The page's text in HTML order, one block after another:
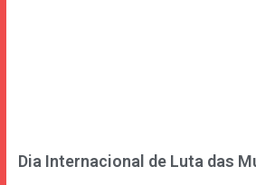
Dia Internacional de Luta das